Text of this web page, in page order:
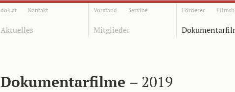
dok.at Kontakt Vorstand Service Förderer
Aktuelles Mitglieder
Dokumentarfilme – 2019